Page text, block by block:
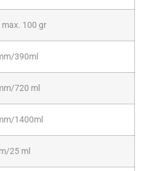
100 gr
390ml
720 ml
1400ml
25 ml